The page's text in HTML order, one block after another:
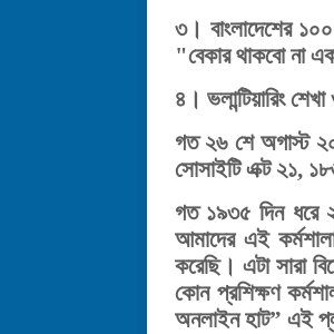
৩। বাংলাদেশের
"বেকার থাকবো না
৪। ভলান্টিয়ারিং
গত ২৬ শে অগাস্ট
সোসাইটি এক্ট ২১,
গত ১৯৩৫ দিন ধরে
আমাদের এই
করেছি। এটা সারা
কোন প্রশিক্ষণ
অনলাইন হাট” এই